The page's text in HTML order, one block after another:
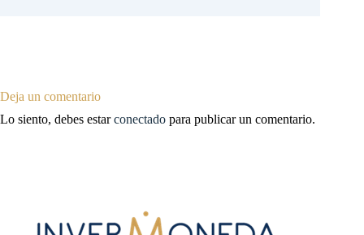
Deja un comentario
Lo siento, debes estarconectado para publicar un comentario.